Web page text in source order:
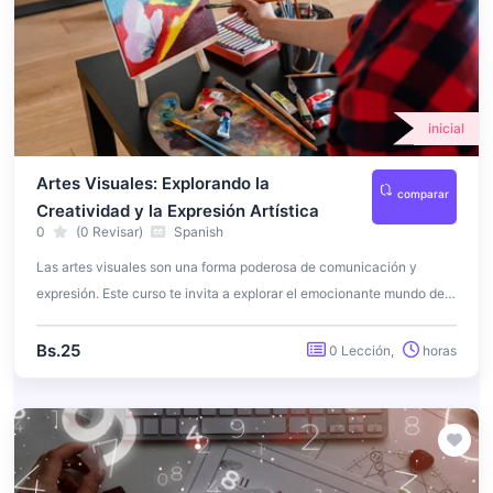
inicial
Artes Visuales: Explorando la
Creatividad y la Expresión Artística
comparar
0 (0 Revisar) Spanish
Las artes visuales son una forma poderosa de comunicación y
expresión. Este curso te invita a explorar el emocionante mundo de
y el diseño gráfico. Aprenderás a apreciar y crear arte de manera
impacto de las artes visuales en la sociedad.
Bs.25 0 Lección, horas